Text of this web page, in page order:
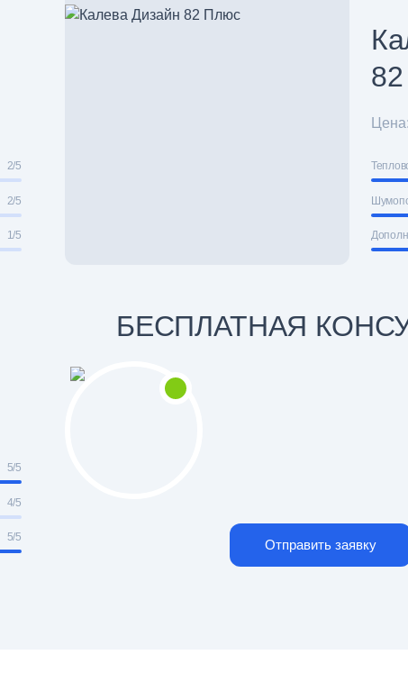
2/5
2/5
1/5
Цена:
5/5
4/5
5/5
БЕСПЛАТНАЯ
Отправить заявку